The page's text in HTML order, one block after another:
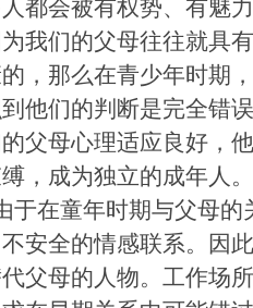
我们的父母往往就具
，那么在青少年时期
他们的判断是完全错
父母心理适应良好，
，成为独立的成年人。
于在童年时期与父母
安全的情感联系。因
父母的人物。工作场